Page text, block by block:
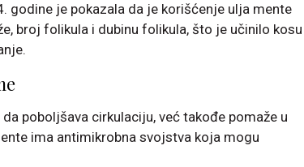
godine je pokazala da je korišćenje ulja mente
broj folikula i dubinu folikula, što je učinilo kosu
poboljšava cirkulaciju, već takođe pomaže u
ima antimikrobna svojstva koja mogu